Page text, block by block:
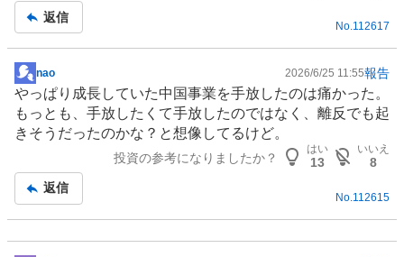
返信
No.112617
掲
示
板
記
nao 2026/6/25 11:55報告
やっぱり成長していた中国事業を手放したのは痛かった。
もっとも、手放したくて手放したのではなく、離反でも起
きそうだったのかな？と想像してるけど。
投資の参考になりましたか？
はい
13
いいえ
8
返信
No. 112615